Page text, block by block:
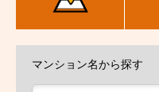
マンション名から探す